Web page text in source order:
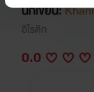
นักเขียน:
อีโรติก
0.0